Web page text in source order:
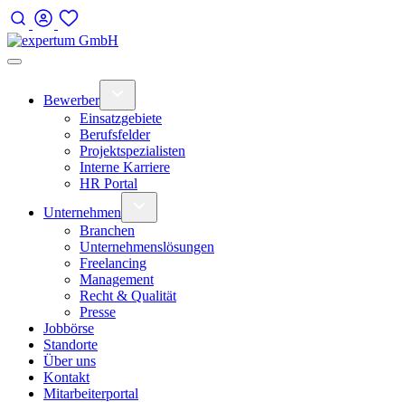
Bewerber
Einsatzgebiete
Berufsfelder
Projektspezialisten
Interne Karriere
HR Portal
Unternehmen
Branchen
Unternehmenslösungen
Freelancing
Management
Recht & Qualität
Presse
Jobbörse
Standorte
Über uns
Kontakt
Mitarbeiterportal